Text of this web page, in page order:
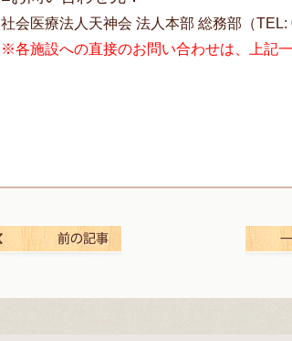
社会医療法人天神会 法人本部 総務部（TEL:
※各施設への直接のお問い合わせは、上記